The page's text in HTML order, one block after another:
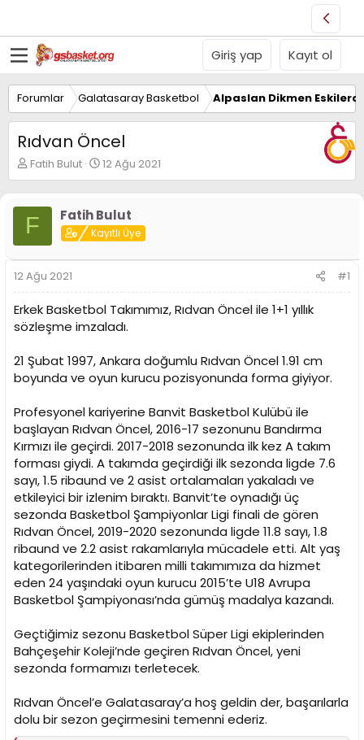
Giriş yap Kayıt ol
Forumlar Galatasaray Basketbol Alpaslan Dikmen
Rıdvan Öncel
K
o
u
y
B
a
ş
l
a
t
n
Fatih Bulut
B
a
l
a
n
ı
t
a
r
h
i
12 Ağu 2021
F Fatih Bulut
Kayıtlı Üye
12 Ağu 2021 #1
Erkek Basketbol Takımımız, Rıdvan Öncel ile 1+1 yıllık
sözleşme imzaladı.
21 Şubat 1997, Ankara doğumlu Rıdvan Öncel 1.91 cm
boyunda ve oyun kurucu pozisyonunda forma giyiyor.
Profesyonel kariyerine Banvit Basketbol Kulübü ile
başlayan Rıdvan Öncel, 2016-17 sezonunu Bandırma
Kırmızı ile geçirdi. 2017-2018 sezonunda ilk kez A takım
forması giydi. A takımda geçirdiği ilk sezonda ligde 7.6
sayı, 1.5 ribaund ve 2 asist ortalamaları yakaladı ve
etkileyici bir izlenim bıraktı. Banvit’te oynadığı üç
sezonda Basketbol Şampiyonlar Ligi finali de gören
Rıdvan Öncel, 2019-2020 sezonunda ligde 11.8 sayı, 1.8
ribaund ve 2.2 asist rakamlarıyla mücadele etti. Alt yaş
kategorilerinden itibaren milli takımımıza da hizmet
eden 24 yaşındaki oyun kurucu 2015’te U18 Avrupa
Basketbol Şampiyonası’nda gümüş madalya kazandı.
Geçtiğimiz sezonu Basketbol Süper Ligi ekiplerinden
Bahçeşehir Koleji’nde geçiren Rıdvan Öncel, yeni
sezonda formamızı terletecek.
Rıdvan Öncel’e Galatasaray’a hoş geldin der, başarılarla
dolu bir sezon geçirmesini temenni ederiz.